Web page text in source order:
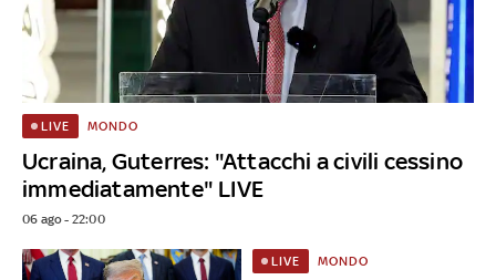
Ucraina, Guterres: "Attacchi a civili cessino
immediatamente" LIVE
LIVE MONDO
06 ago - 22:00
LIVE MONDO